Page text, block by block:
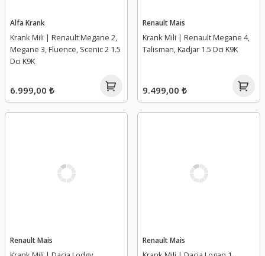
Alfa Krank
Krank Mili | Renault Megane 2,
Megane 3, Fluence, Scenic 2 1.5
Dci K9K
6.999,00 ₺
Renault Mais
Krank Mili | Renault Megane 4,
Talisman, Kadjar 1.5 Dci K9K
9.499,00 ₺
Renault Mais Renault Mais